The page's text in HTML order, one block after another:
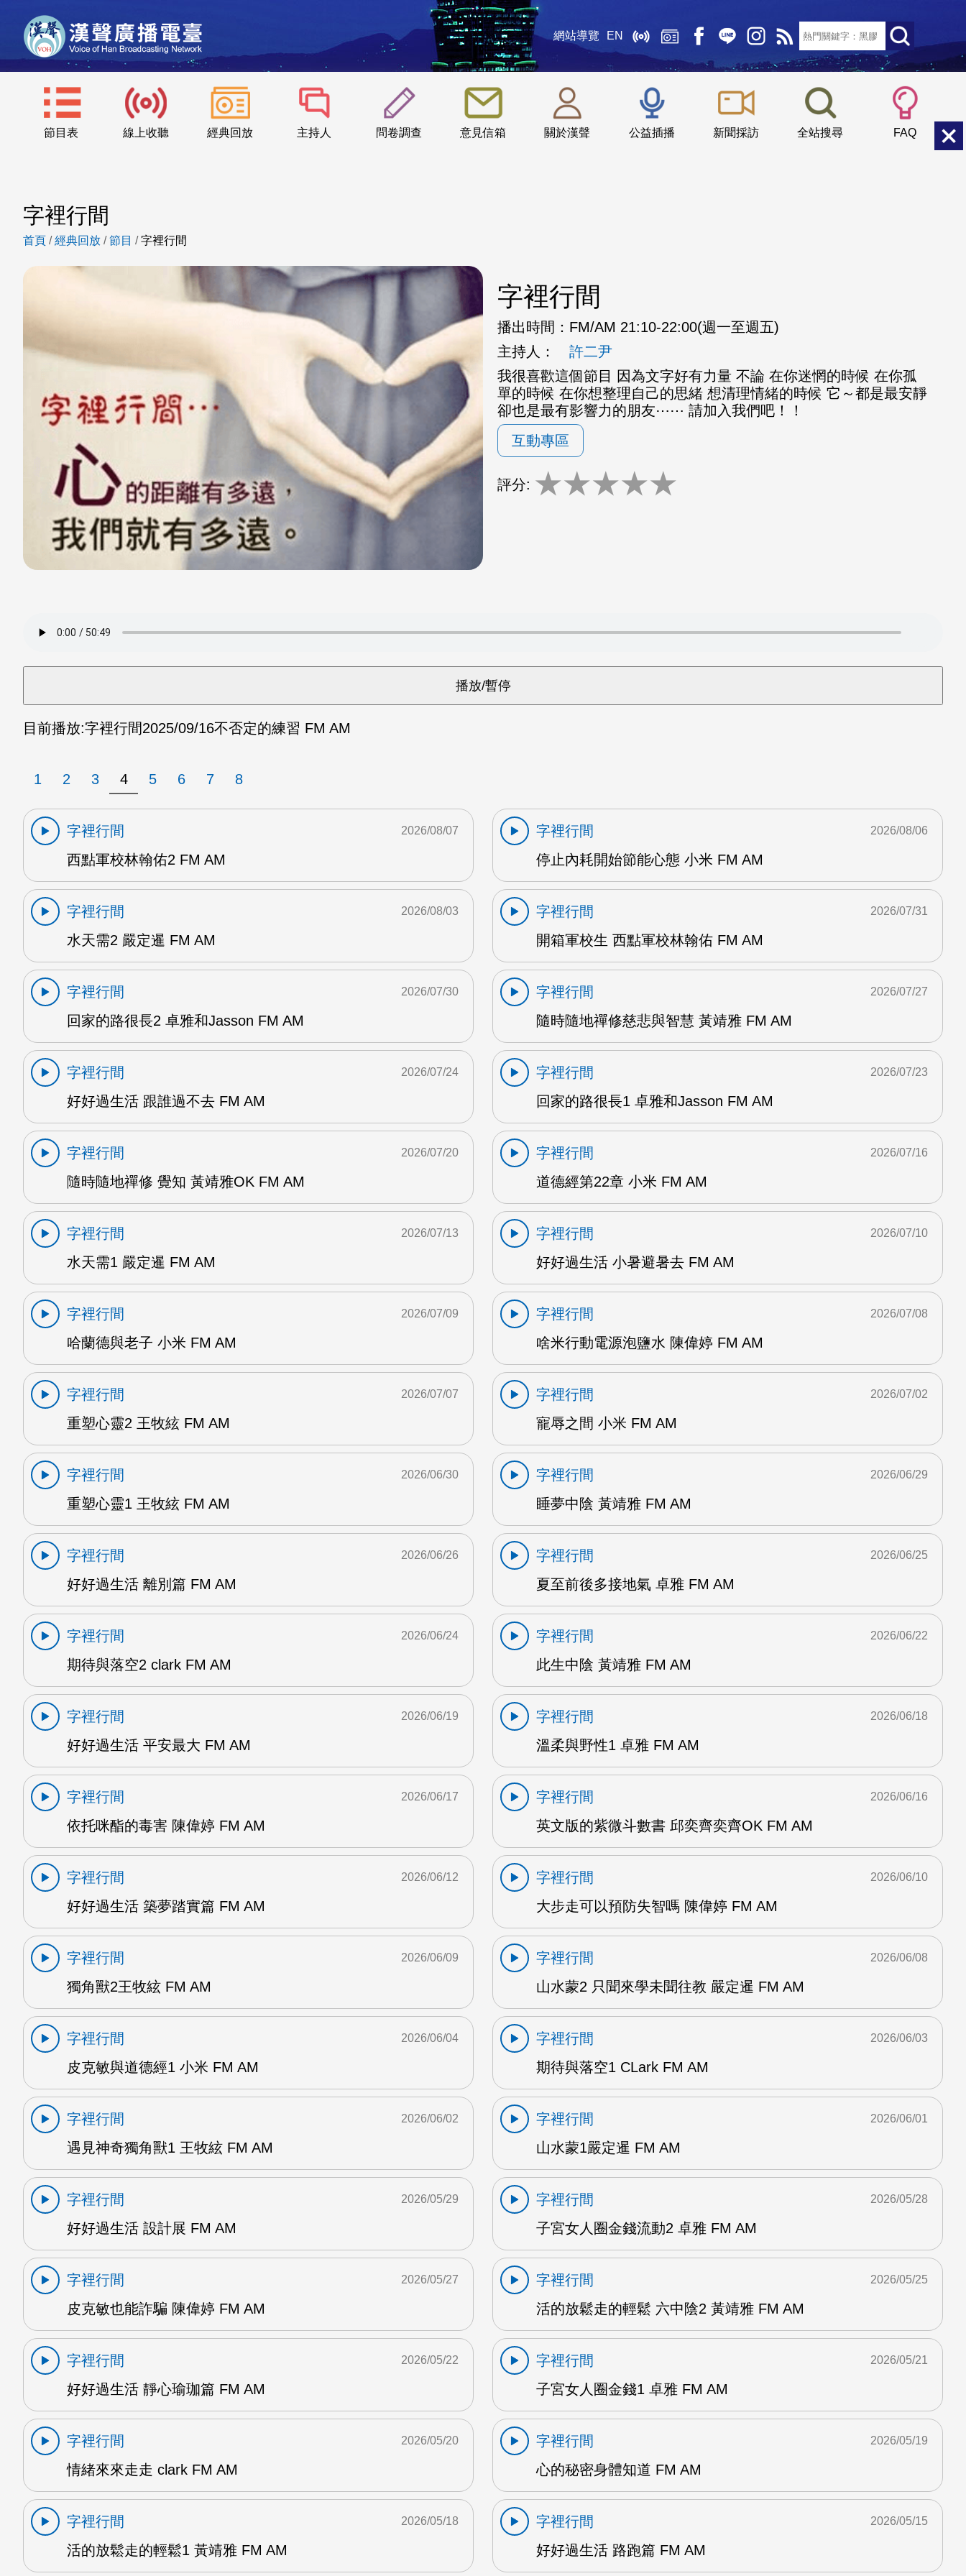
網站導覽 EN
節目表 線上收聽 經典回放 主持人 問卷調查 意見信箱 關於漢聲 公益插播 新聞採訪 全站搜尋 FAQ
::: 小 中
字裡行間
首頁 /經典回放 /節目 /字裡行間
字裡行間
播出時間： FM/AM 21:10-22:00(週一至週五)
主持人：
許二尹
我很喜歡這個節目 因為文字好有力量 不論 在你迷惘的時候 在你孤
單的時候 在你想整理自己的思緒 想清理情緒的時候 它～都是最安靜
卻也是最有影響力的朋友⋯⋯ 請加入我們吧！！
互動專區
評分: ★★★★★
目前播放:字裡行間2025/09/16不否定的練習 FM AM
1 2 3 4 5 6 7 8
字裡行間
西點軍校林翰佑2 FM AM
2026/08/07
字裡行間
停止內耗開始節能心態 小米 FM AM
2026/08/06
字裡行間
水天需2 嚴定暹 FM AM
2026/08/03
字裡行間
開箱軍校生 西點軍校林翰佑 FM AM
2026/07/31
字裡行間
回家的路很長2 卓雅和Jasson FM AM
2026/07/30
字裡行間
隨時隨地禪修慈悲與智慧 黃靖雅 FM AM
2026/07/27
字裡行間
好好過生活 跟誰過不去 FM AM
2026/07/24
字裡行間
回家的路很長1 卓雅和Jasson FM AM
2026/07/23
字裡行間
隨時隨地禪修 覺知 黃靖雅OK FM AM
2026/07/20
字裡行間
道德經第22章 小米 FM AM
2026/07/16
字裡行間
水天需1 嚴定暹 FM AM
2026/07/13
字裡行間
好好過生活 小暑避暑去 FM AM
2026/07/10
字裡行間
哈蘭德與老子 小米 FM AM
2026/07/09
字裡行間
啥米行動電源泡鹽水 陳偉婷 FM AM
2026/07/08
字裡行間
重塑心靈2 王牧絃 FM AM
2026/07/07
字裡行間
寵辱之間 小米 FM AM
2026/07/02
字裡行間
重塑心靈1 王牧絃 FM AM
2026/06/30
字裡行間
睡夢中陰 黃靖雅 FM AM
2026/06/29
字裡行間
好好過生活 離別篇 FM AM
2026/06/26
字裡行間
夏至前後多接地氣 卓雅 FM AM
2026/06/25
字裡行間
期待與落空2 clark FM AM
2026/06/24
字裡行間
此生中陰 黃靖雅 FM AM
2026/06/22
字裡行間
好好過生活 平安最大 FM AM
2026/06/19
字裡行間
溫柔與野性1 卓雅 FM AM
2026/06/18
字裡行間
依托咪酯的毒害 陳偉婷 FM AM
2026/06/17
字裡行間
英文版的紫微斗數書 邱奕齊奕齊OK FM AM
2026/06/16
字裡行間
好好過生活 築夢踏實篇 FM AM
2026/06/12
字裡行間
大步走可以預防失智嗎 陳偉婷 FM AM
2026/06/10
字裡行間
獨角獸2王牧絃 FM AM
2026/06/09
字裡行間
山水蒙2 只聞來學未聞往教 嚴定暹 FM AM
2026/06/08
字裡行間
皮克敏與道德經1 小米 FM AM
2026/06/04
字裡行間
期待與落空1 CLark FM AM
2026/06/03
字裡行間
遇見神奇獨角獸1 王牧絃 FM AM
2026/06/02
字裡行間
山水蒙1嚴定暹 FM AM
2026/06/01
字裡行間
好好過生活 設計展 FM AM
2026/05/29
字裡行間
子宮女人圈金錢流動2 卓雅 FM AM
2026/05/28
字裡行間
皮克敏也能詐騙 陳偉婷 FM AM
2026/05/27
字裡行間
活的放鬆走的輕鬆 六中陰2 黃靖雅 FM AM
2026/05/25
字裡行間
好好過生活 靜心瑜珈篇 FM AM
2026/05/22
字裡行間
子宮女人圈金錢1 卓雅 FM AM
2026/05/21
字裡行間
情緒來來走走 clark FM AM
2026/05/20
字裡行間
心的秘密身體知道 FM AM
2026/05/19
字裡行間
活的放鬆走的輕鬆1 黃靖雅 FM AM
2026/05/18
字裡行間
好好過生活 路跑篇 FM AM
2026/05/15